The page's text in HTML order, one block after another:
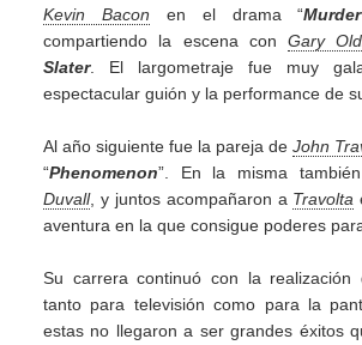
Kevin Bacon en el drama “
compartiendo la escena conGary
Slater. El largometraje fue muy
espectacular guión y la performance de
Al año siguiente fue la pareja de John
“Phenomenon”. En la misma
Duvall, y juntos acompañaron a Travolta
aventura en la que consigue poderes
Su carrera continuó con la realización
tanto para televisión como para la
estas no llegaron a ser grandes éxitos